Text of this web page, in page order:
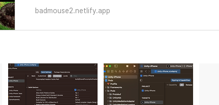
badmouse2.netlify.app